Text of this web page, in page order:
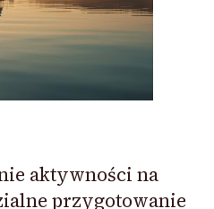
aktywności na
przygotowanie